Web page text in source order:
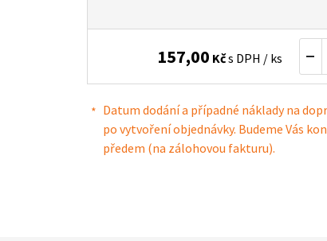
157,00 Kčs DPH / ks
Datum dodání a případné náklady na
po vytvoření objednávky. Budeme Vás
předem (na zálohovou fakturu).